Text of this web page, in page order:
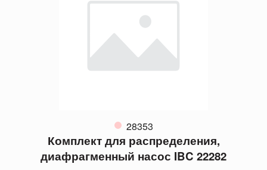
28353
Комплект для распределения,
диафрагменный насос IBC 22282